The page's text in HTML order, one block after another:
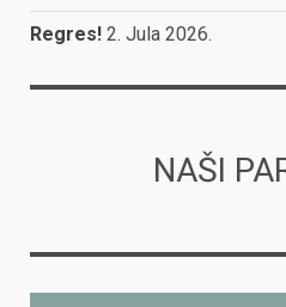
Regres! 2. Jula 2026.
NAŠI